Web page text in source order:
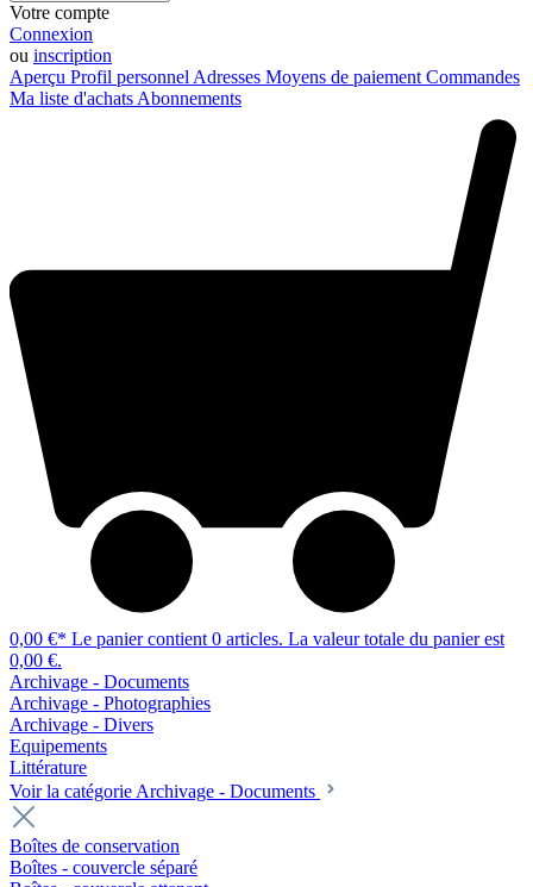
Votre compte
Connexion
ou inscription
Aperçu Profil personnel Adresses Moyens de paiement Commandes
Ma liste d'achats Abonnements
0,00 €* Le panier contient 0 articles. La valeur totale du panier est
0,00 €.
Archivage - Documents
Archivage - Photographies
Archivage - Divers
Equipements
Littérature
Voir la catégorie Archivage - Documents
Boîtes de conservation
Boîtes - couvercle séparé